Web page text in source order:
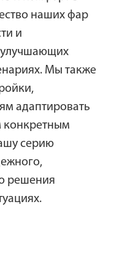
наших фар
и
Мы также
адаптировать
конкретным
серию
решения